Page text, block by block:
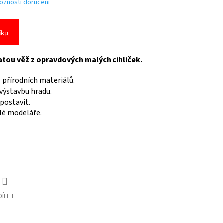
doručení
věž z opravdových malých cihliček.
přírodních materiálů.
hradu.
modeláře.